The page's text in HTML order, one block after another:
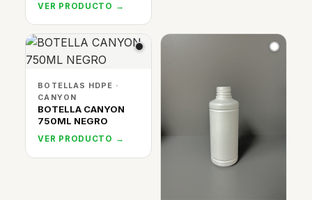
VER PRODUCTO →
BOTELLAS HDPE ·
CANYON
BOTELLA CANYON
750ML NEGRO
VER PRODUCTO →